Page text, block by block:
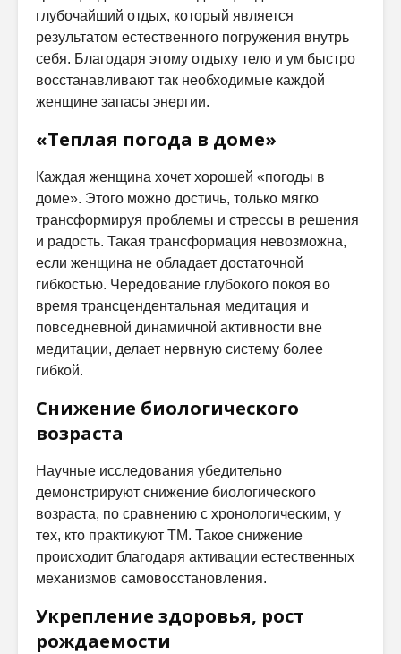
глубочайший отдых, который является
результатом естественного погружения внутрь
себя. Благодаря этому отдыху тело и ум быстро
восстанавливают так необходимые каждой
женщине запасы энергии.
«Теплая погода в доме»
Каждая женщина хочет хорошей «погоды в
доме». Этого можно достичь, только мягко
трансформируя проблемы и стрессы в решения
и радость. Такая трансформация невозможна,
если женщина не обладает достаточной
гибкостью. Чередование глубокого покоя во
время трансцендентальная медитация и
повседневной динамичной активности вне
медитации, делает нервную систему более
гибкой.
Снижение биологического
возраста
Научные исследования убедительно
демонстрируют снижение биологического
возраста, по сравнению с хронологическим, у
тех, кто практикуют ТМ. Такое снижение
происходит благодаря активации естественных
механизмов самовосстановления.
Укрепление здоровья, рост
рождаемости